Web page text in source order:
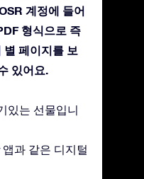
계정에 들어
형식으로 즉
페이지를 보
있어요.
있는 선물입니
과 같은 디지털